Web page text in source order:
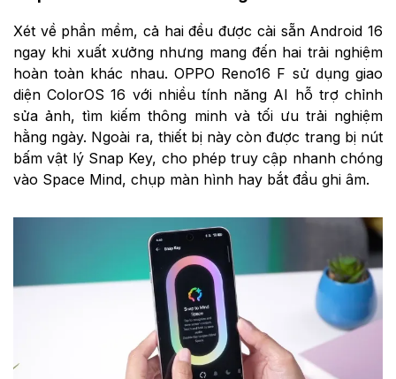
Xét về phần mềm, cả hai đều được cài sẵn Android 16
ngay khi xuất xưởng nhưng mang đến hai trải nghiệm
hoàn toàn khác nhau. OPPO Reno16 F sử dụng giao
diện ColorOS 16 với nhiều tính năng AI hỗ trợ chỉnh
sửa ảnh, tìm kiếm thông minh và tối ưu trải nghiệm
hằng ngày. Ngoài ra, thiết bị này còn được trang bị nút
bấm vật lý Snap Key, cho phép truy cập nhanh chóng
vào Space Mind, chụp màn hình hay bắt đầu ghi âm.